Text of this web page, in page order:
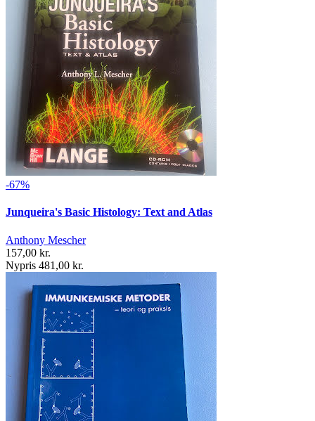
-67%
Junqueira's Basic Histology: Text and Atlas
Anthony Mescher
157,00 kr.
Nypris 481,00 kr.